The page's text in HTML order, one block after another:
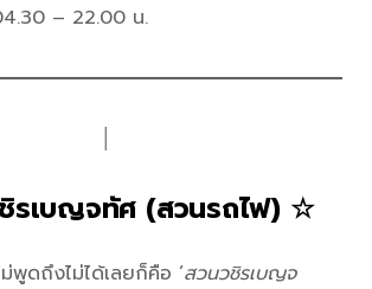
– 22.00 น.
รเบญจทัศ (สวนรถไฟ) ☆
พูดถึงไม่ได้เลยก็คือ ‘สวนวชิรเบญจ